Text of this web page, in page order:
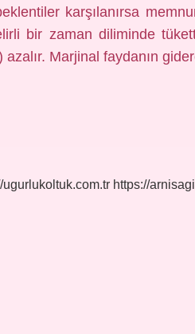
karşılanırsa
bir zaman diliminde
Marjinal faydanın
ugurlukoltuk.com.tr https://